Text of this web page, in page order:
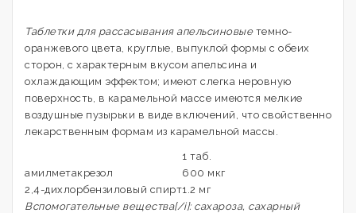
Таблетки для рассасывания апельсиновыетемно-
оранжевого цвета, круглые, выпуклой формы с обеих
сторон, с характерным вкусом апельсина и
охлаждающим эффектом; имеют слегка неровную
поверхность, в карамельной массе имеются мелкие
воздушные пузырьки в виде включений, что свойственно
лекарственным формам из карамельной массы.
1 таб.
амилметакрезол
600 мкг
2,4-дихлорбензиловый спирт1.2 мг
Вспомогательные вещества[/i]: сахароза, сахарный